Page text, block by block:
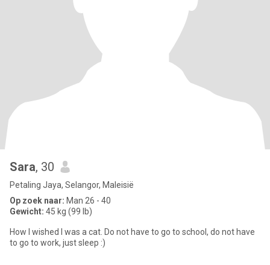
Sara, 30
Petaling Jaya, Selangor, Maleisië
Op zoek naar: Man 26 - 40
Gewicht: 45 kg (99 lb)
How I wished I was a cat. Do not have to go to school, do not have
to go to work, just sleep :)